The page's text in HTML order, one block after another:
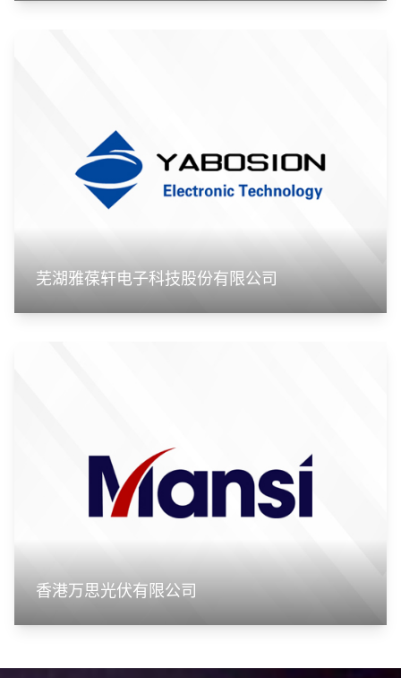
芜湖雅葆轩电子科技股份有限公司
香港万思光伏有限公司